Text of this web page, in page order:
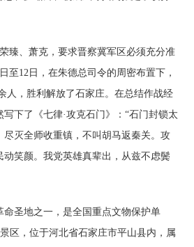
臻、萧克，要求晋察冀军区必须充分准
至12日，在朱德总司令的周密布置下，
人，胜利解放了石家庄。在总结作战经
下了《七律·攻克石门》：“石门封锁太
尽灭全师收重镇，不叫胡马返秦关。攻
动笑颜。我党英雄真辈出，从兹不虑鬓
命圣地之一，是全国重点文物保护单
区，位于河北省石家庄市平山县内，属